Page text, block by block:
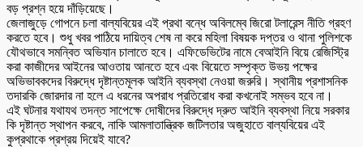
বড় প্রশ্ন হয়ে দাঁড়িয়েছে।
জেলাজুড়ে গোপনে চলা বাল্যবিয়ের এই প্রথা বন্ধে অবিলম্বে জিরো টলারেন্স নীতি গ্রহণ
করতে হবে। শুধু খবর পাঠিয়ে দায়িত্ব শেষ না করে মহিলা বিষয়ক দপ্তর ও থানা পুলিশকে
যৌথভাবে সমন্বিত অভিযান চালাতে হবে। এফিডেভিটের নামে বেআইনি বিয়ে রেজিস্ট্রি
করা কাজীদের আইনের আওতায় আনতে হবে এবং বিয়েতে সম্পৃক্ত উভয় পক্ষের
অভিভাবকদের বিরুদ্ধে দৃষ্টান্তমূলক আইনি ব্যবস্থা নেওয়া জরুরি। স্থানীয় প্রশাসনিক
তদারকি জোরদার না হলে এ ধরনের অপরাধ প্রতিরোধ করা কখনোই সম্ভব হবে না।
এই ঘটনার যথাযথ তদন্ত সাপেক্ষে দোষীদের বিরুদ্ধে দ্রুত আইনি ব্যবস্থা নিয়ে সরকার
কি দৃষ্টান্ত স্থাপন করবে, নাকি আমলাতান্ত্রিক জটিলতার অজুহাতে বাল্যবিয়ের এই
কুপ্রথাকে প্রশ্রয় দিয়েই যাবে?